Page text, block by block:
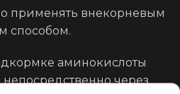
применять внекорневым
способом.
аминокислоты
через